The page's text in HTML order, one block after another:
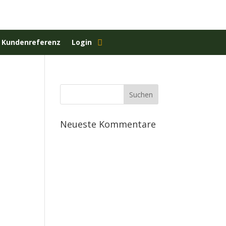
Kundenreferenz Login
Neueste Kommentare